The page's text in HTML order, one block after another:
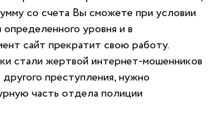
со счета Вы сможете при условии
уровня и в
сайт прекратит свою работу.
стали жертвой интернет-мошенников
другого преступления, нужно
часть отдела полиции